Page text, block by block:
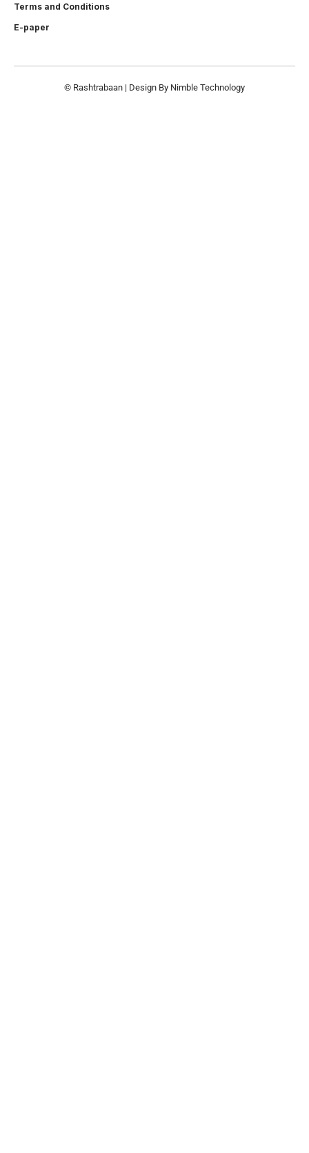
Terms and Conditions
E-paper
© Rashtrabaan | Design By Nimble Technology